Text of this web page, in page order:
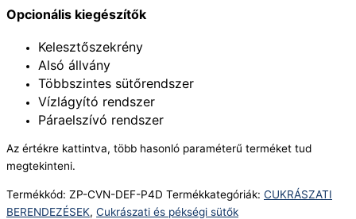
Opcionális kiegészítők
Kelesztőszekrény
Alsó állvány
Többszintes sütőrendszer
Vízlágyító rendszer
Páraelszívó rendszer
Az értékre kattintva, több hasonló paraméterű terméket tud
megtekinteni.
Termékkód: ZP-CVN-DEF-P4D Termékkategóriák: CUKRÁSZATI
BERENDEZÉSEK, Cukrászati és pékségi sütők